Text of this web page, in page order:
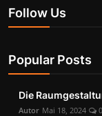
Follow Us
Popular Posts
Die
Autor Mai 18, 2024 0